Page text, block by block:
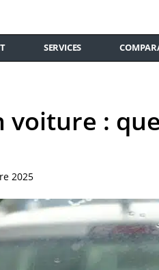
SERVICES
voiture :
2025